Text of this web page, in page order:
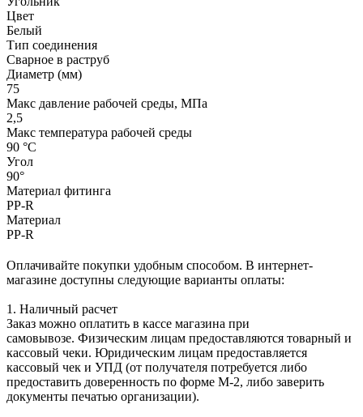
Цвет
Белый
Тип соединения
Сварное в раструб
Диаметр (мм)
75
Макс давление рабочей среды, МПа
2,5
Макс температура рабочей среды
90 °С
Угол
90°
Материал фитинга
PP-R
Материал
PP-R
Оплачивайте покупки удобным способом. В интернет-
магазине доступны следующие варианты оплаты:
1. Наличный расчет
Заказ можно оплатить в кассе магазина при
самовывозе. Физическим лицам предоставляются товарный и
кассовый чеки. Юридическим лицам предоставляется
кассовый чек и УПД (от получателя потребуется либо
предоставить доверенность по форме М-2, либо заверить
документы печатью организации).